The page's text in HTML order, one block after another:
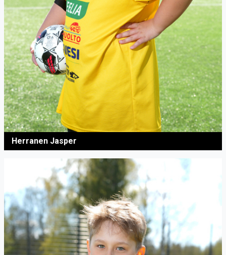
Herranen Jasper